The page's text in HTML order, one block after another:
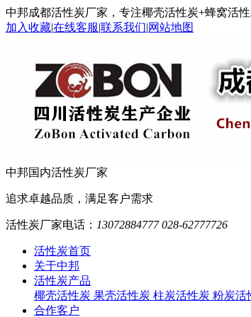
中邦成都活性炭厂家，专注椰壳活性炭+蜂窝活
加入收藏|在线客服|联系我们|网站地图
中邦国内活性炭厂家
追求卓越品质，满足客户需求
活性炭厂家电话： 13072884777 028-62777726
活性炭首页
关于中邦
活性炭产品
椰壳活性炭 果壳活性炭 柱炭活性炭 粉炭活
合作客户